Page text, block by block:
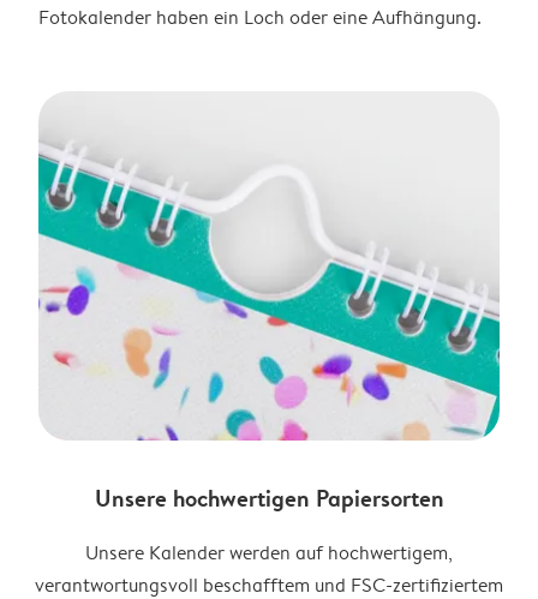
Fotokalender haben ein Loch oder eine Aufhängung.
Unsere hochwertigen Papiersorten
Unsere Kalender werden auf hochwertigem,
verantwortungsvoll beschafftem und FSC-zertifiziertem